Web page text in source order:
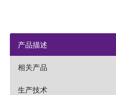
产品描述
相关产品
生产技术